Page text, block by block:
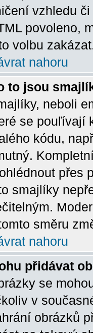
vzhledu
povoleno,
volbu
nahoru
to jsou
neboli
se pouľívají
kódu,
přes
smajlíky
směru
nahoru
přidávat
se
v
obrázků